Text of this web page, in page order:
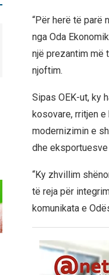
“Për herë të parë
nga Oda
një prezantim më
njoftim.
Sipas OEK-ut, ky
kosovare, rritjen
modernizimin e
dhe
“Ky zhvillim
të reja për
komunikata e